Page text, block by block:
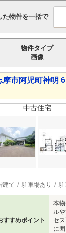
た物件を一括で
物件タイプ
画像
摩市阿児町神明
中古住宅
建て 駐車場あり 駐
すすめポイント
本
ル
セ
に